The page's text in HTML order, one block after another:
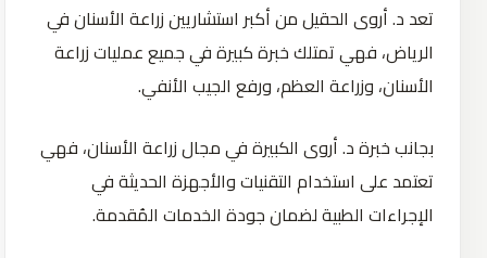
تعد د. أروى الحقيل من أكبر استشاريين زراعة الأسنان في
الرياض، فهي تمتلك خبرة كبيرة في جميع عمليات زراعة
الأسنان، وزراعة العظم، ورفع الجيب الأنفي.
بجانب خبرة د. أروى الكبيرة في مجال زراعة الأسنان، فهي
تعتمد على استخدام التقنيات والأجهزة الحديثة في
الإجراءات الطبية لضمان جودة الخدمات المُقدمة.